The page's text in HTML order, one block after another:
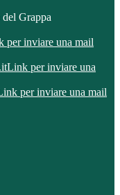
Grappa
per inviare una mail
Link per inviare una
per inviare una mail